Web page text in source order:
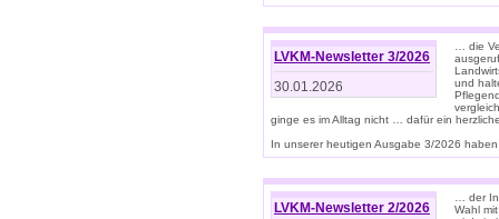
LVKM-Newsletter 3/2026
30.01.2026
… die
und
ginge es im Alltag nicht … dafür ein
In unserer heutigen Ausgabe 3/2026
LVKM-Newsletter 2/2026
… der
Wahl